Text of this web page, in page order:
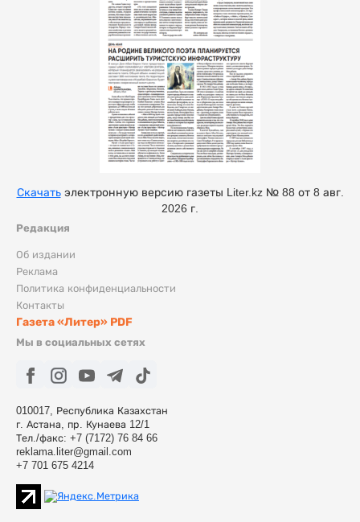
Редакция
Об издании
Реклама
Политика конфиденциальности
Контакты
Газета «Литер» PDF
Мы в социальных сетях
010017, Республика Казахстан
г. Астана, пр. Кунаева 12/1
Тел./факс: +7 (7172) 76 84 66
reklama.liter@gmail.com
+7 701 675 4214
Скачатьэлектронную версию газеты Liter.kz № 88 от 8 авг.
2026 г.